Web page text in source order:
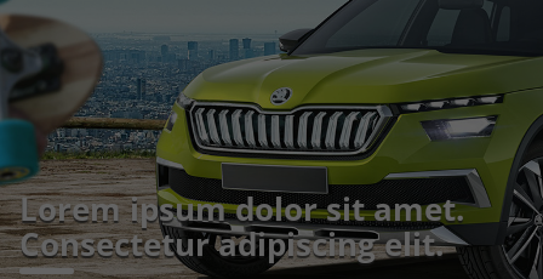
Lorem ipsum dolor sit amet.
Consectetur adipiscing elit.